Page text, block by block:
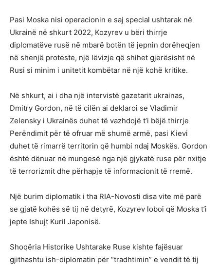
Pasi Moska nisi operacionin e saj special ushtarak në
Ukrainë në shkurt 2022, Kozyrev u bëri thirrje
diplomatëve rusë në mbarë botën të jepnin dorëheqjen
në shenjë proteste, një lëvizje që shihet gjerësisht në
Rusi si minim i unitetit kombëtar në një kohë kritike.
Në shkurt, ai i dha një intervistë gazetarit ukrainas,
Dmitry Gordon, në të cilën ai deklaroi se Vladimir
Zelensky i Ukrainës duhet të vazhdojë t’i bëjë thirrje
Perëndimit për të ofruar më shumë armë, pasi Kievi
duhet të rimarrë territorin që humbi ndaj Moskës. Gordon
është dënuar në mungesë nga një gjykatë ruse për nxitje
të terrorizmit dhe përhapje të informacionit të rremë.
Një burim diplomatik i tha RIA-Novosti disa vite më parë
se gjatë kohës së tij në detyrë, Kozyrev loboi që Moska t’i
jepte Ishujt Kuril Japonisë.
Shoqëria Historike Ushtarake Ruse kishte fajësuar
gjithashtu ish-diplomatin për “tradhtimin” e vendit të tij